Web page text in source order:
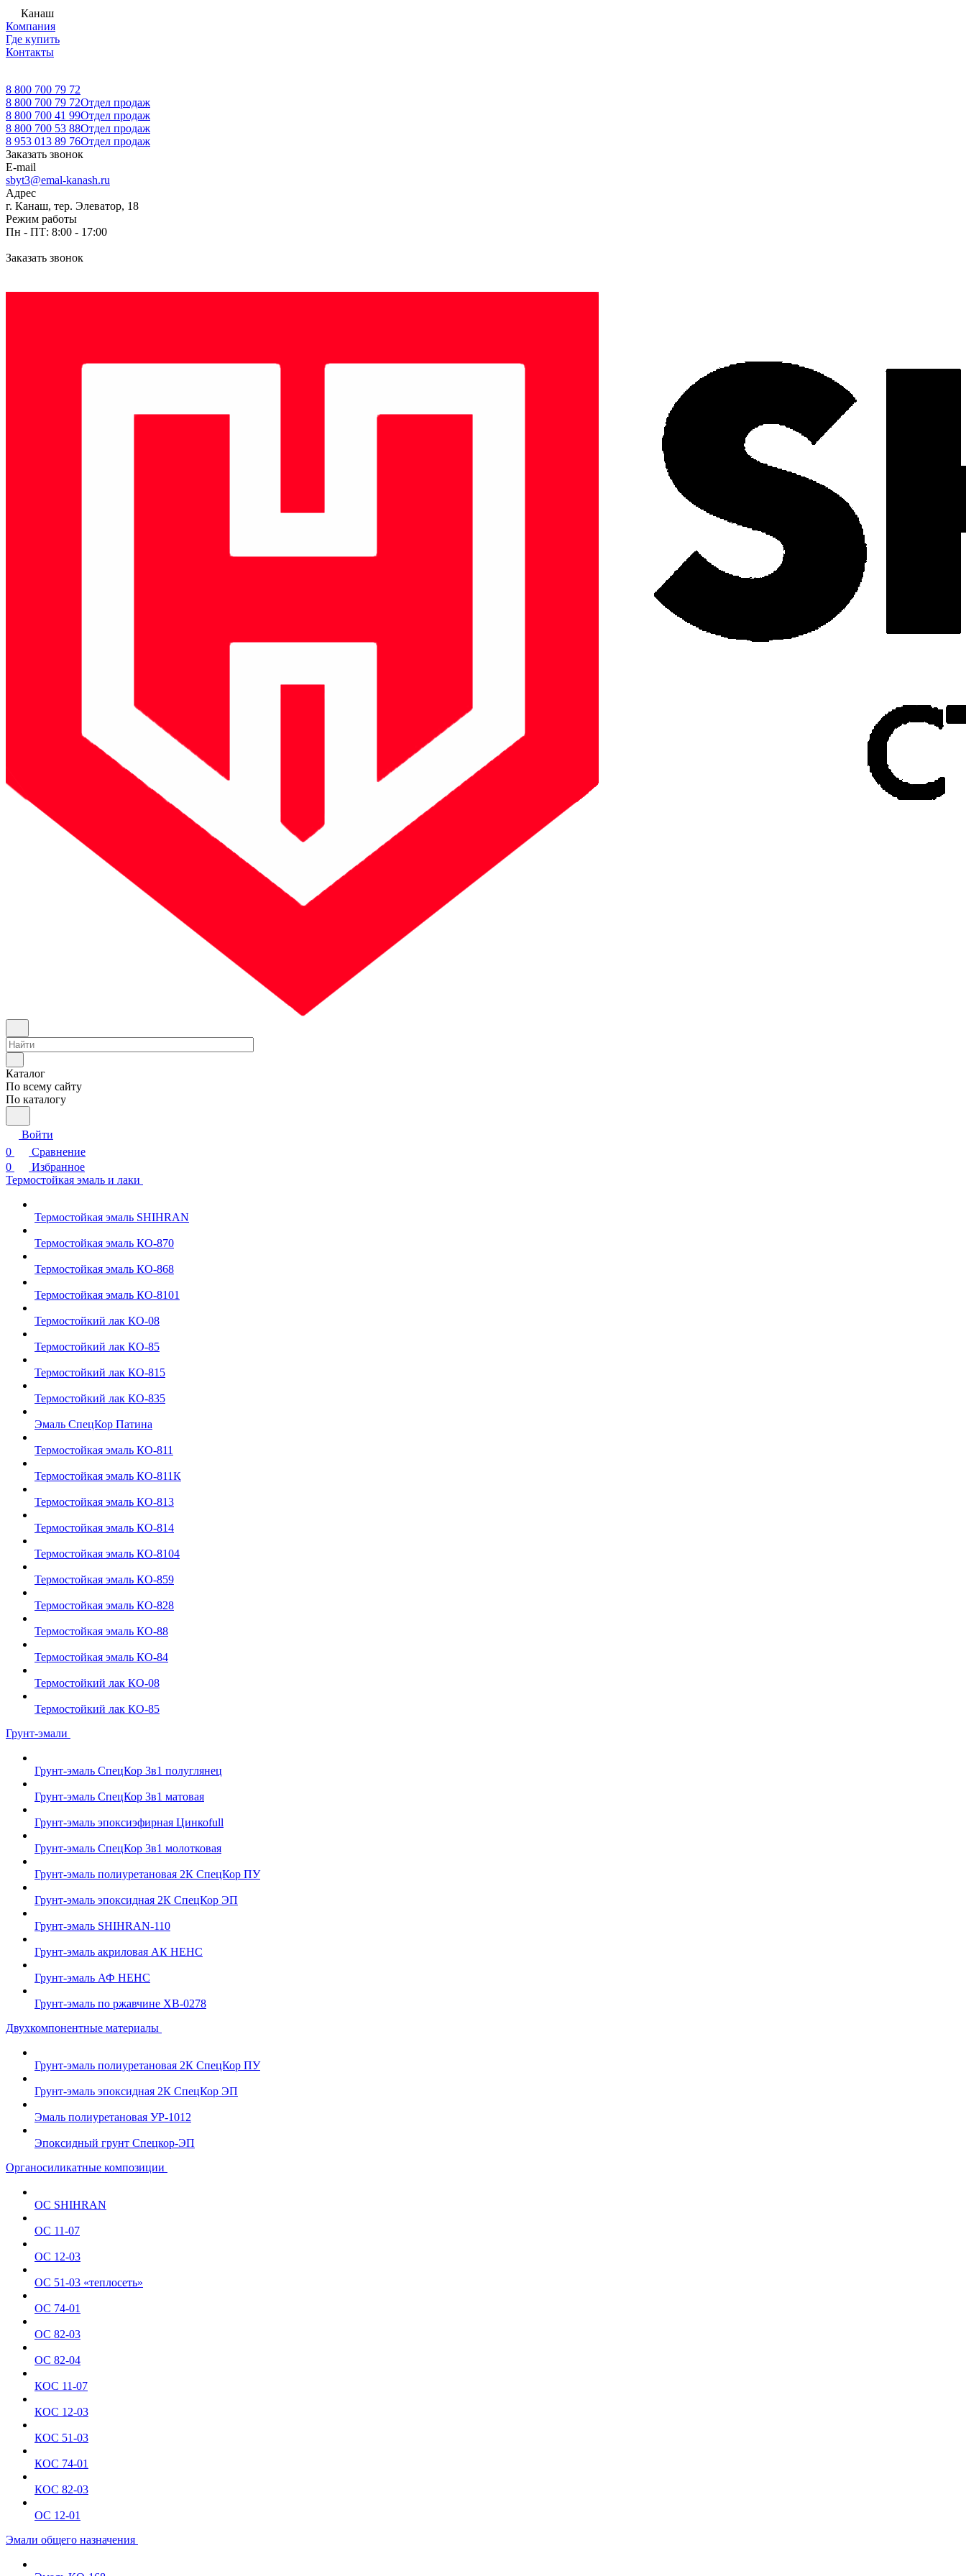
Канаш
Компания
Где купить
Контакты
8 800 700 79 72
8 800 700 79 72Отдел продаж
8 800 700 41 99Отдел продаж
8 800 700 53 88Отдел продаж
8 953 013 89 76Отдел продаж
Заказать звонок
E-mail
sbyt3@emal-kanash.ru
Адрес
г. Канаш, тер. Элеватор, 18
Режим работы
Пн - ПТ: 8:00 - 17:00
Заказать звонок
Каталог
По всему сайту
По каталогу
Войти
0
Сравнение
0
Избранное
Термостойкая эмаль и лаки
Термостойкая эмаль SHIHRAN
Термостойкая эмаль КО-870
Термостойкая эмаль КО-868
Термостойкая эмаль КО-8101
Термостойкий лак КО-08
Термостойкий лак КО-85
Термостойкий лак КО-815
Термостойкий лак КО-835
Эмаль СпецКор Патина
Термостойкая эмаль КО-811
Термостойкая эмаль КО-811К
Термостойкая эмаль КО-813
Термостойкая эмаль КО-814
Термостойкая эмаль КО-8104
Термостойкая эмаль КО-859
Термостойкая эмаль КО-828
Термостойкая эмаль КО-88
Термостойкая эмаль КО-84
Термостойкий лак КО-08
Термостойкий лак КО-85
Грунт-эмали
Грунт-эмаль СпецКор 3в1 полуглянец
Грунт-эмаль СпецКор 3в1 матовая
Грунт-эмаль эпоксиэфирная Цинкоfull
Грунт-эмаль СпецКор 3в1 молотковая
Грунт-эмаль полиуретановая 2К СпецКор ПУ
Грунт-эмаль эпоксидная 2К СпецКор ЭП
Грунт-эмаль SHIHRAN-110
Грунт-эмаль акриловая АК НЕНС
Грунт-эмаль АФ НЕНС
Грунт-эмаль по ржавчине ХВ-0278
Двухкомпонентные материалы
Грунт-эмаль полиуретановая 2К СпецКор ПУ
Грунт-эмаль эпоксидная 2К СпецКор ЭП
Эмаль полиуретановая УР-1012
Эпоксидный грунт Спецкор-ЭП
Органосиликатные композиции
ОС SHIHRAN
ОС 11-07
ОС 12-03
ОС 51-03 «теплосеть»
ОС 74-01
ОС 82-03
ОС 82-04
КОС 11-07
КОС 12-03
КОС 51-03
КОС 74-01
КОС 82-03
ОС 12-01
Эмали общего назначения